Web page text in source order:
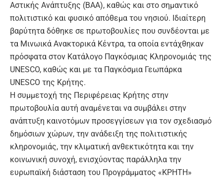
Αστικής Ανάπτυξης (ΒΑΑ), καθώς και στο σημαντικό
πολιτιστικό και φυσικό απόθεμα του νησιού. Ιδιαίτερη
βαρύτητα δόθηκε σε πρωτοβουλίες που συνδέονται με
τα Μινωικά Ανακτορικά Κέντρα, τα οποία εντάχθηκαν
πρόσφατα στον Κατάλογο Παγκόσμιας Κληρονομιάς της
UNESCO, καθώς και με τα Παγκόσμια Γεωπάρκα
UNESCO της Κρήτης.
Η συμμετοχή της Περιφέρειας Κρήτης στην
πρωτοβουλία αυτή αναμένεται να συμβάλει στην
ανάπτυξη καινοτόμων προσεγγίσεων για τον σχεδιασμό
δημόσιων χώρων, την ανάδειξη της πολιτιστικής
κληρονομιάς, την κλιματική ανθεκτικότητα και την
κοινωνική συνοχή, ενισχύοντας παράλληλα την
ευρωπαϊκή διάσταση του Προγράμματος «ΚΡΗΤΗ»